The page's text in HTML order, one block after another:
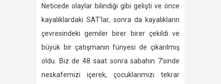
Neticede olaylar bilindiği gibi gelişti ve önce
kayalıklardaki SAT’lar, sonra da kayalıkların
çevresindeki gemiler birer birer çekildi ve
büyük bir çatışmanın fünyesi de çıkarılmış
oldu. Biz de 48 saat sonra sabahın 7’sinde
neskafemizi içerek, çocuklarımızı tekrar